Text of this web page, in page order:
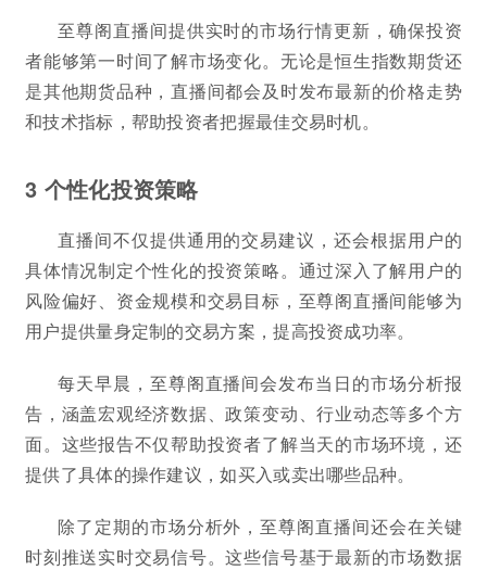
至尊阁直播间提供实时的市场行情更新，确保投资
者能够第一时间了解市场变化。无论是恒生指数期货还
是其他期货品种，直播间都会及时发布最新的价格走势
和技术指标，帮助投资者把握最佳交易时机。
3 个性化投资策略
直播间不仅提供通用的交易建议，还会根据用户的
具体情况制定个性化的投资策略。通过深入了解用户的
风险偏好、资金规模和交易目标，至尊阁直播间能够为
用户提供量身定制的交易方案，提高投资成功率。
每天早晨，至尊阁直播间会发布当日的市场分析报
告，涵盖宏观经济数据、政策变动、行业动态等多个方
面。这些报告不仅帮助投资者了解当天的市场环境，还
提供了具体的操作建议，如买入或卖出哪些品种。
除了定期的市场分析外，至尊阁直播间还会在关键
时刻推送实时交易信号。这些信号基于最新的市场数据